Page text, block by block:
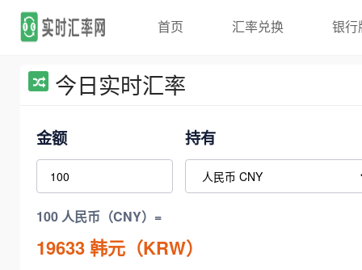
首页 汇率兑换 银行
今日实时汇率
金额 持有
100 人民币（CNY）=
19633韩元（KRW）